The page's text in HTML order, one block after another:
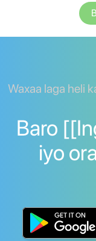
Waxaa laga heli
Baro
iyo